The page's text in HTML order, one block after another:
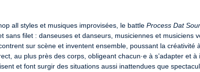
all styles et musiques improvisées, le battle Process Dat
sans filet : danseuses et danseurs, musiciennes et musiciens
sur scène et inventent ensemble, poussant la créativité
au plus près des corps, obligeant chacun·e à s’adapter et à
et font surgir des situations aussi inattendues que